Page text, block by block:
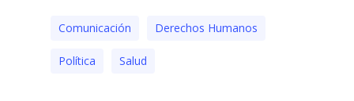
Comunicación Derechos Humanos
Polí­tica Salud